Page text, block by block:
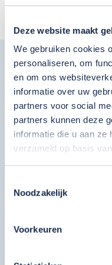
Deze website maakt
We gebruiken cookies
personaliseren, om
en om ons
informatie over uw
partners voor social
partners kunnen deze
informatie die u aan ze
verzameld op basis
Noodzakelijk
Voorkeuren
Gebouw en
Serviceteam Zij
Dorpszicht,
Voorschoten.